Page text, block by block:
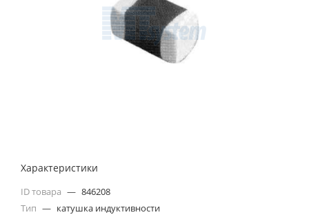
Характеристики
ID товара — 846208
Тип — катушка индуктивности